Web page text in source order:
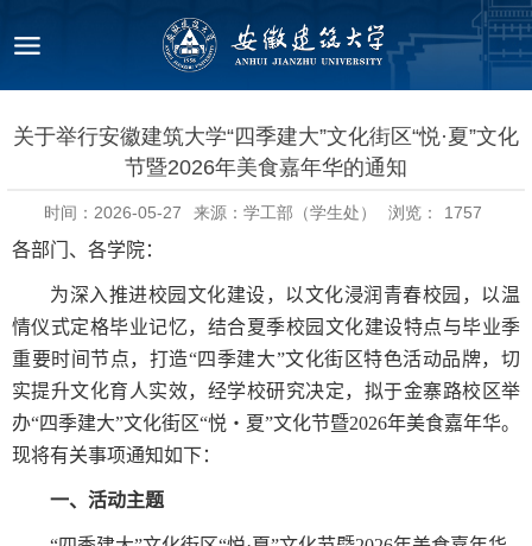
关于举行安徽建筑大学“四季建大”文化街区“悦·夏”文化
节暨2026年美食嘉年华的通知
时间：2026-05-27 来源：学工部（学生处） 浏览： 1757
各部门、各学院：
为深入推进校园文化建设，以文化浸润青春校园，以温
情仪式定格毕业记忆，结合夏季校园文化建设特点与毕业季
重要时间节点，打造“四季建大”文化街区特色活动品牌，切
实提升文化育人实效， 经学校研究决定， 拟于金寨路校区举
办“四季建大”文化街区“悦・夏”文化节暨2026年美食嘉年华。
现将有关事项通知如下：
一、活动主题